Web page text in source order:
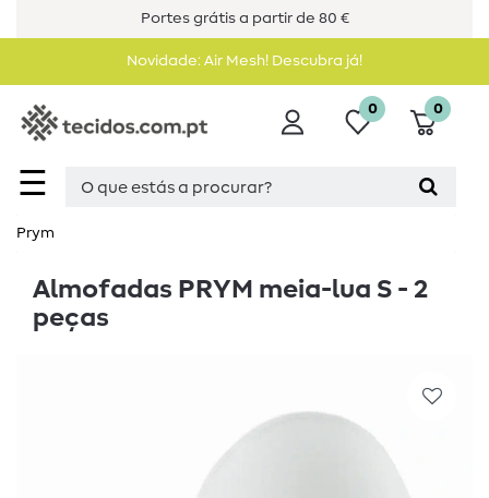
Portes grátis a partir de 80 €
Novidade: Air Mesh! Descubra já!
☰
0 0
Prym
Almofadas PRYM meia-lua S - 2
peças